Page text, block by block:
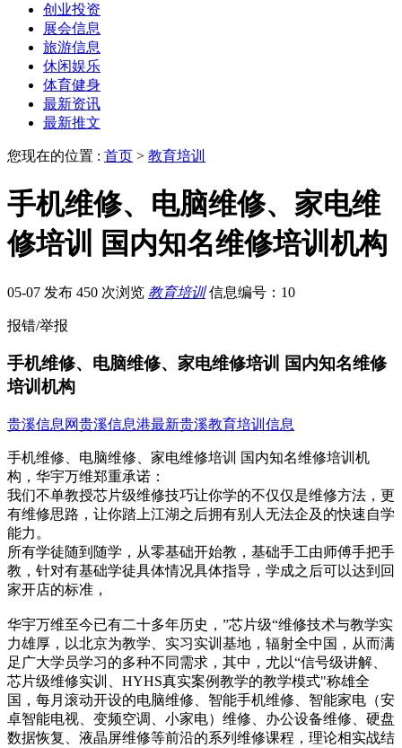
创业投资
展会信息
旅游信息
休闲娱乐
体育健身
最新资讯
最新推文
您现在的位置 : 首页 > 教育培训
手机维修、电脑维修、家电维
修培训 国内知名维修培训机构
05-07 发布 450 次浏览 教育培训 信息编号：10
报错/举报
手机维修、电脑维修、家电维修培训 国内知名维修
培训机构
贵溪信息网贵溪信息港最新贵溪教育培训信息
手机维修、电脑维修、家电维修培训 国内知名维修培训机
构，华宇万维郑重承诺：
我们不单教授芯片级维修技巧让你学的不仅仅是维修方法，更
有维修思路，让你踏上江湖之后拥有别人无法企及的快速自学
能力。
所有学徒随到随学，从零基础开始教，基础手工由师傅手把手
教，针对有基础学徒具体情况具体指导，学成之后可以达到回
家开店的标准，
华宇万维至今已有二十多年历史，”芯片级“维修技术与教学实
力雄厚，以北京为教学、实习实训基地，辐射全中国，从而满
足广大学员学习的多种不同需求，其中，尤以“信号级讲解、
芯片级维修实训、HYHS真实案例教学的教学模式"称雄全
国，每月滚动开设的电脑维修、智能手机维修、智能家电（安
卓智能电视、变频空调、小家电）维修、办公设备维修、硬盘
数据恢复、液晶屏维修等前沿的系列维修课程，理论相实战结